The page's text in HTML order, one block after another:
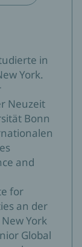
in
York.
Neuzeit
Bonn
and
for
an der
York
Global